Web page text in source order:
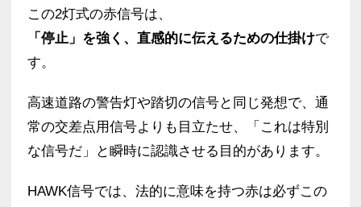
この2灯式の赤信号は、
「停止」を強く、直感的に伝えるための仕掛けで
す。
高速道路の警告灯や踏切の信号と同じ発想で、通
常の交差点用信号よりも目立たせ、「これは特別
な信号だ」と瞬時に認識させる目的があります。
HAWK信号では、法的に意味を持つ赤は必ずこの